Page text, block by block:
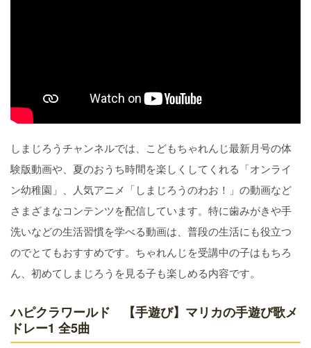
しまじろうチャンネルでは、こどもちゃれんじ最新月号の体
験版動画や、夏のおうち時間を楽しくしてくれる「オンライ
ン幼稚園」、人気アニメ「しまじろうのわお！」の動画など
さまざまなコンテンツを配信しています。特に歯みがきや手
洗いなどの生活習慣を学べる動画は、普段の生活にも役立つ
のでとてもおすすめです。ちゃれんじを受講中の子はもちろ
ん、初めてしまじろうを見る子も楽しめる内容です。
ハピクラワールド 【手遊び】マリカの手遊び歌メ
ドレー1 全5曲